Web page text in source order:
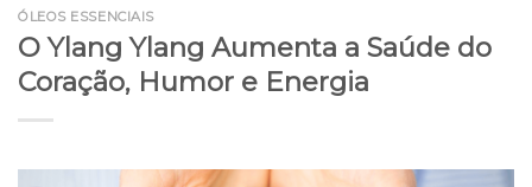
ÓLEOS ESSENCIAIS
O Ylang Ylang Aumenta a Saúde do
Coração, Humor e Energia